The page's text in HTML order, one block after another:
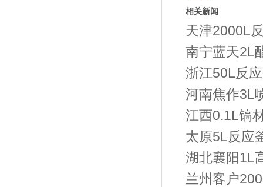
相关新闻
天津2000L
南宁蓝天2L
浙江50L反
河南焦作3L
江西0.1L镐
太原5L反应
湖北襄阳1L
兰州客户